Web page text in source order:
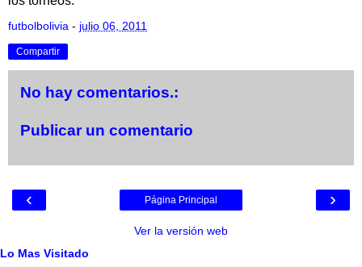
futbolbolivia - julio 06, 2011
Compartir
No hay comentarios.:
Publicar un comentario
‹ ›
Página Principal
Ver la versión web
Lo Mas Visitado